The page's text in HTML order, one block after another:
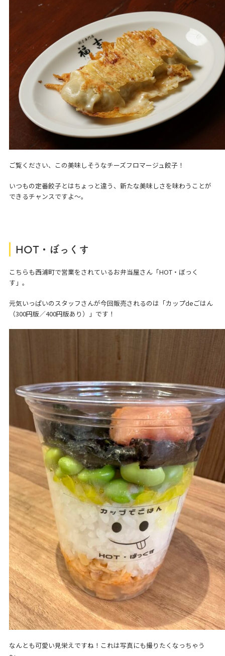
ご覧ください、この美味しそうなチーズフロマージュ餃子！
いつもの定番餃子とはちょっと違う、新たな美味しさを味わうことが
できるチャンスですよ～。
HOT・ぼっくす
こちらも西浦町で営業をされているお弁当屋さん「HOT・ぼっく
す」。
元気いっぱいのスタッフさんが今回販売されるのは「カップdeごはん
（300円版／400円版あり）」です！
なんとも可愛い見栄えですね！これは写真にも撮りたくなっちゃう